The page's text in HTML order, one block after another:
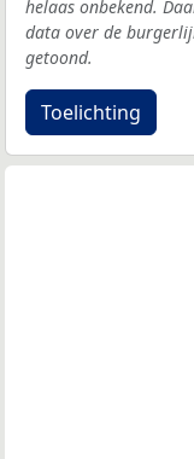
helaas onbekend.
data over de
getoond.
Toelichting